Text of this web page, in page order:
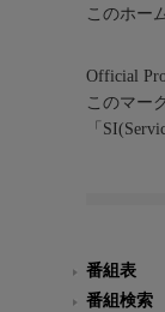
このホー
Official
このマー
「
番組表
番組検索